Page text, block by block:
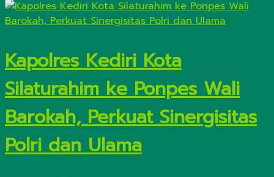
Kapolres Kediri Kota
Silaturahim ke Ponpes Wali
Barokah, Perkuat Sinergisitas
Polri dan Ulama